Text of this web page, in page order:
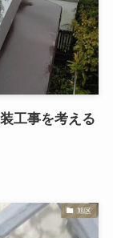
工事を考える
旭区